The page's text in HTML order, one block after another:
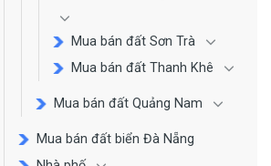
Mua bán đất Sơn Trà
Mua bán đất Thanh Khê
Mua bán đất Quảng Nam
Mua bán đất biển Đà Nẵng